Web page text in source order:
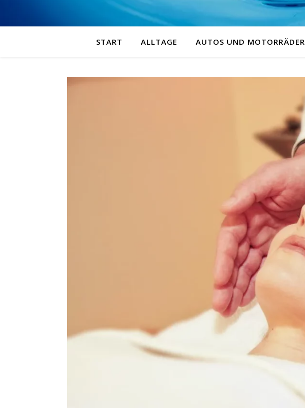
START ALLTAGE AUTOS UND MOTORRÄDER